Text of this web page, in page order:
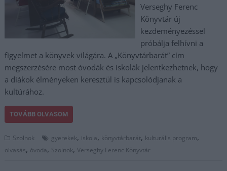
Verseghy Ferenc
Könyvtár új
kezdeményezéssel
próbálja felhívni a
figyelmet a könyvek világára. A „Könyvtárbarát” cím
megszerzésére most óvodák és iskolák jelentkezhetnek, hogy
a diákok élményeken keresztül is kapcsolódjanak a
kultúrához.
TOVÁBB OLVASOM
Szolnok gyerekek, iskola, könyvtárbarát, kulturális program,
olvasás, óvoda, Szolnok,Verseghy Ferenc Könyvtár